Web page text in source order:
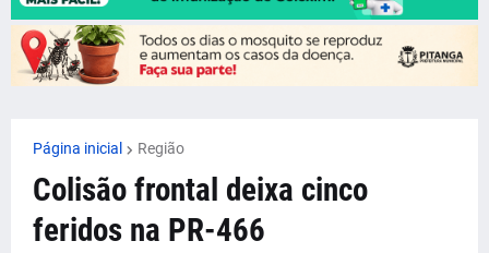
Página inicial Região
Colisão frontal deixa cinco
feridos na PR-466